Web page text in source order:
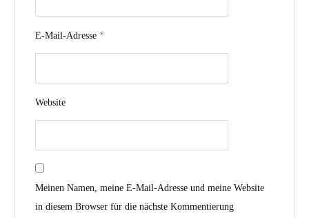
E-Mail-Adresse *
Website
Meinen Namen, meine E-Mail-Adresse und meine Website
in diesem Browser für die nächste Kommentierung